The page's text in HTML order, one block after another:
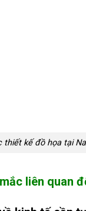
thiết kế đồ họa tại
liên quan